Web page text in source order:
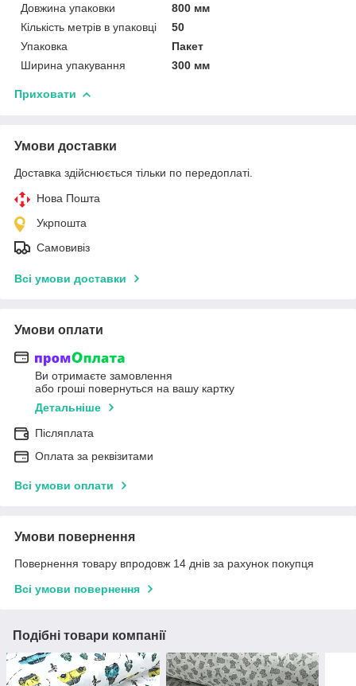
Довжина упаковки
800 мм
Кількість метрів в упаковці
50
Упаковка
Пакет
Ширина упакування
300 мм
Приховати
Умови доставки
Доставка здійснюється тільки по передоплаті.
Нова Пошта
Укрпошта
Самовивіз
Всі умови доставки
Умови оплати
Ви отримаєте замовлення
або гроші повернуться на вашу картку
Детальніше
Післяплата
Оплата за реквізитами
Всі умови оплати
Умови повернення
Повернення товару впродовж 14 днів за рахунок покупця
Всі умови повернення
Подібні товари компанії